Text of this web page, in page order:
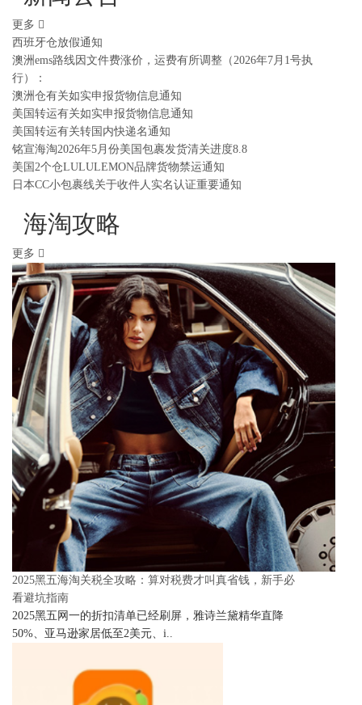
更多
西班牙仓放假通知
澳洲ems路线因文件费涨价，运费有所调整（2026年7月1号执
行）：
澳洲仓有关如实申报货物信息通知
美国转运有关如实申报货物信息通知
美国转运有关转国内快递名通知
铭宣海淘2026年5月份美国包裹发货清关进度8.8
美国2个仓LULULEMON品牌货物禁运通知
日本CC小包裹线关于收件人实名认证重要通知
海淘攻略
更多
2025黑五海淘关税全攻略：算对税费才叫真省钱，新手必
看避坑指南
2025黑五网一的折扣清单已经刷屏，雅诗兰黛精华直降
50%、亚马逊家居低至2美元、i..